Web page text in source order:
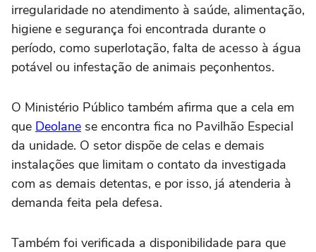
irregularidade no atendimento à saúde, alimentação,
higiene e segurança foi encontrada durante o
período, como superlotação, falta de acesso à água
potável ou infestação de animais peçonhentos.
O Ministério Público também afirma que a cela em
que Deolane se encontra fica no Pavilhão Especial
da unidade. O setor dispõe de celas e demais
instalações que limitam o contato da investigada
com as demais detentas, e por isso, já atenderia à
demanda feita pela defesa.
Também foi verificada a disponibilidade para que